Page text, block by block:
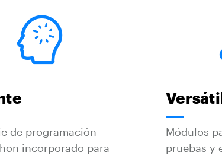
de programación
incorporado para
Módulos
pruebas y